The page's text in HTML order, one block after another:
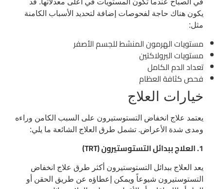
يكون هناك حاجة لفحوصات إضافة لتحديد الأسباب الكامنة
مثل:
مستويات الهرمون المنشط للجسم الأصفر
مستويات البرولاكتين
تعداد الدم الكامل
فحص كثافة العظام
خيارات العلاج
يعتمد علاج انخفاض التستوستيرون على السبب الكامن وراءه
ومدى شدة الأعراض. تشمل طرق العلاج الشائعة ما يلي:
1. العلاج ببدائل التستوستيرون (TRT)
يعد العلاج ببدائل التستوستيرون أكثر طرق علاج انخفاض
التستوستيرون شيوعاً ويمكن إعطاؤه عن طريق الحقن أو